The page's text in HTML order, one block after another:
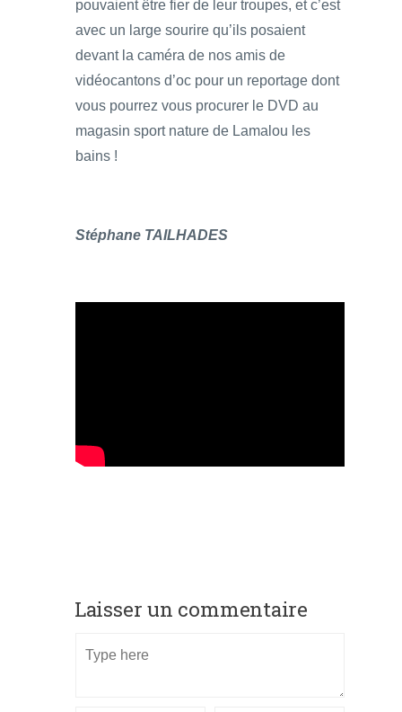
pouvaient être fier de leur troupes, et c’est
avec un large sourire qu’ils posaient
devant la caméra de nos amis de
vidéocantons d’oc pour un reportage dont
vous pourrez vous procurer le DVD au
magasin sport nature de Lamalou les
bains !
Stéphane TAILHADES
Laisser un commentaire